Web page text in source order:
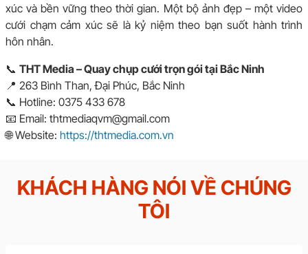
xúc và bền vững theo thời gian. Một bộ ảnh đẹp – một video
cưới chạm cảm xúc sẽ là kỷ niệm theo bạn suốt hành trình
hôn nhân.
📞 THT Media – Quay chụp cưới trọn gói tại Bắc Ninh
📍 263 Bình Than, Đại Phúc, Bắc Ninh
📞 Hotline: 0375 433 678
📧 Email: thtmediaqvm@gmail.com
🌐 Website: https://thtmedia.com.vn
KHÁCH HÀNG NÓI VỀ CHÚNG
TÔI